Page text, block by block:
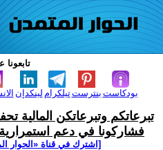
تابعونا
لينكدإن تيلكرامبنترست بودكاست
تبرعاتكم وتبرعاتكن المالية
فشاركونا في دعم
[اشترك في قناة ‫«الحوار